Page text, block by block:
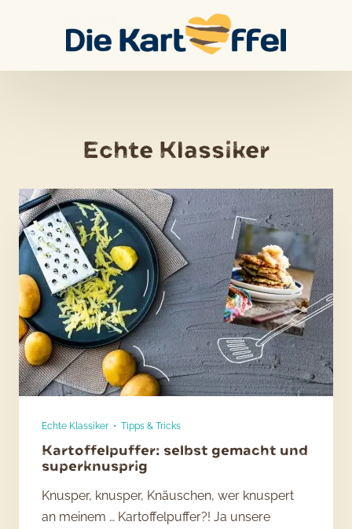
Echte Klassiker
Echte Klassiker • Tipps & Tricks
Kartoffelpuffer: selbst gemacht und
superknusprig
Knusper, knusper, Knäuschen, wer knuspert
an meinem … Kartoffelpuffer?! Ja unsere